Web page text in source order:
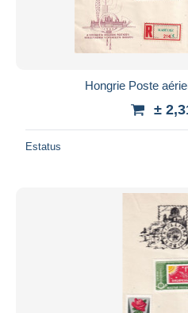
Hongrie Poste
±
Estatus